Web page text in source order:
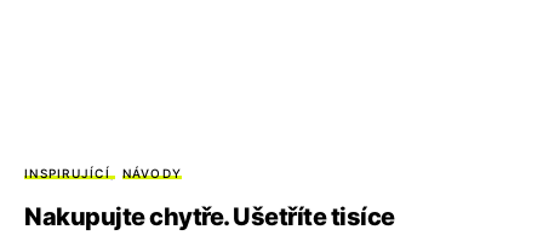
INSPIRUJÍCÍ NÁVODY
Nakupujte chytře. Ušetříte tisíce